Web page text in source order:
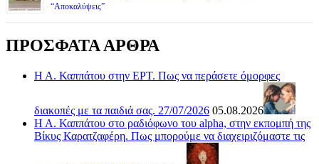
“Αποκαλύψεις”
ΠΡΟΣΦΑΤΑ ΑΡΘΡΑ
Η Α. Καππάτου στην ΕΡΤ. Πως να περάσετε όμορφες
διακοπές με τα παιδιά σας. 27/07/2026 05.08.2026
Η Α. Καππάτου στο ραδιόφωνο του alpha, στην εκπομπή της
Βίκυς Καρατζαφέρη. Πως μπορούμε να διαχειριζόμαστε τις